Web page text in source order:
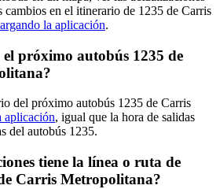
cambios en el itinerario de 1235 de Carris
la aplicación.
próximo autobús 1235 de
del próximo autobús 1235 de Carris
aplicación, igual que la hora de salidas
del autobús 1235.
tiene la línea o ruta de
Carris Metropolitana?